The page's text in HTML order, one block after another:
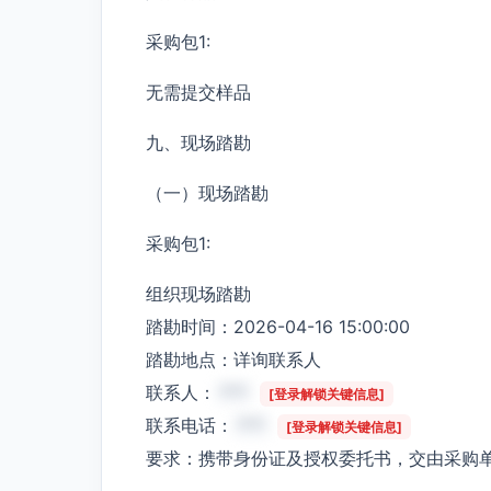
采购包1:
无需提交样品
九、现场踏勘
（一）现场踏勘
采购包1:
组织现场踏勘
踏勘时间：2026-04-16 15:00:00
踏勘地点：详询联系人
联系人：
[登录解锁关键信息]
联系电话： [登录解锁关键信息]
要求：携带身份证及授权委托书，交由采购